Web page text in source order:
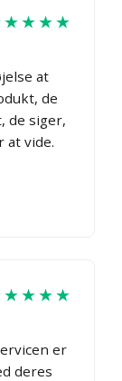
at
de
de siger,
at vide.
er
deres